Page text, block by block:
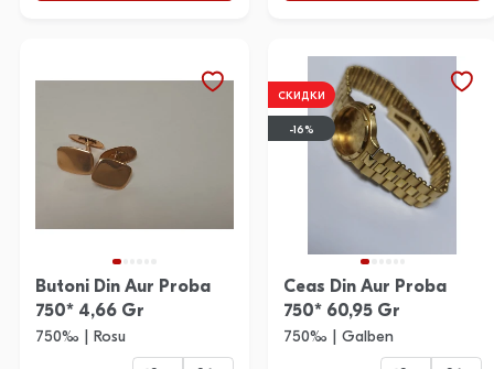
Butoni Din Aur Proba
750* 4,66 Gr
750‰ | Rosu
СКИДКИ
-16%
Ceas Din Aur Proba
750* 60,95 Gr
750‰ | Galben